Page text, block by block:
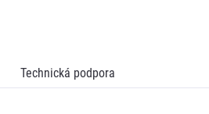
Technická podpora